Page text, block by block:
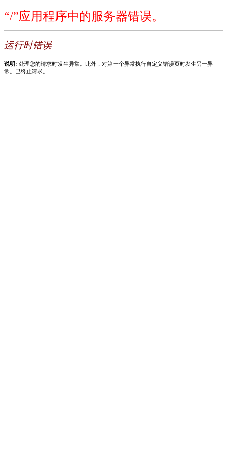
“/”应用程序中的服务器错误。
运行时错误
说明: 处理您的请求时发生异常。此外，对第一个异常执行自定义错误页时发生另一异
常。已终止请求。